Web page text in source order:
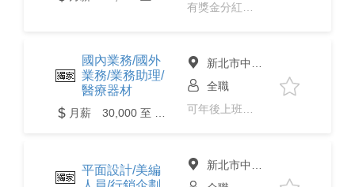
有獎金分紅、免經驗、彈性上下班
國內業務/國外
業務/業務助理/
醫療器材
新北市中和區
全職
可年後上班、有獎金分紅、免經
平面設計/美編
新北市中和區